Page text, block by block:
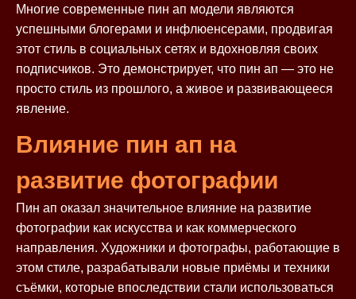
Многие современные пин ап модели являются
успешными блогерами и инфлюенсерами, продвигая
этот стиль в социальных сетях и вдохновляя своих
подписчиков. Это демонстрирует, что пин ап — это не
просто стиль из прошлого, а живое и развивающееся
явление.
Влияние пин ап на
развитие фотографии
Пин ап оказал значительное влияние на развитие
фотографии как искусства и как коммерческого
направления. Художники и фотографы, работающие в
этом стиле, разрабатывали новые приёмы и техники
съёмки, которые впоследствии стали использоваться